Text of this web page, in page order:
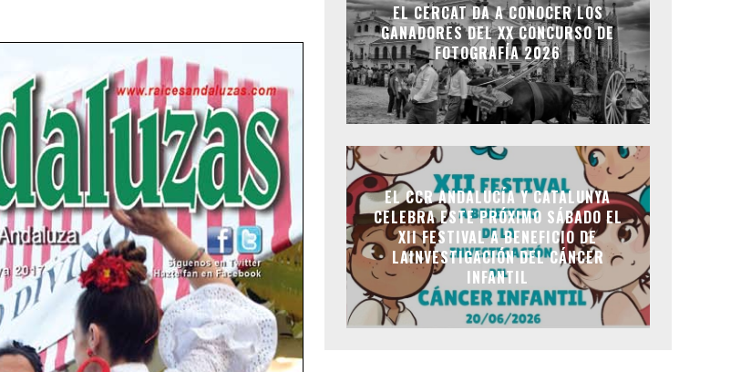
EL CERCAT DA A CONOCER LOS
GANADORES DEL XX CONCURSO DE
FOTOGRAFÍA 2026
EL CCR ANDALUCÍA Y CATALUNYA
CELEBRA ESTE PRÓXIMO SÁBADO EL
XII FESTIVAL A BENEFICIO DE
LAINVESTIGACIÓN DEL CÁNCER
INFANTIL